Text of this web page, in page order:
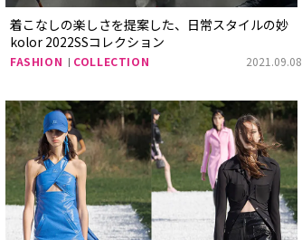
着こなしの楽しさを提案した、日常スタイルの妙
kolor 2022SSコレクション
FASHION COLLECTION 2021.09.08